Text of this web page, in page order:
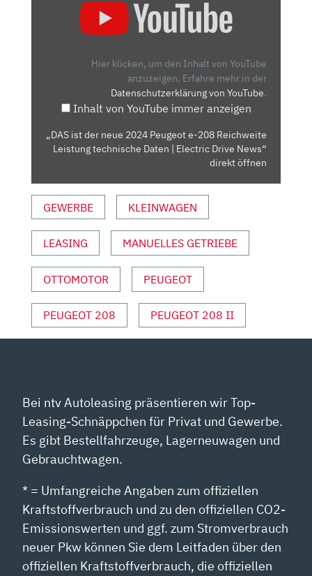
REICHWEITE
LEISTUNG
|
ELECTRIC
DRIVE
NEWS“
YOUTUBE
ANZEIGEN
Hier klicken, um den Inhalt von YouTube
anzuzeigen. Erfahre mehr in der
Datenschutzerklärung von YouTube.
Inhalt von YouTube immer anzeigen
„DAS ist der neue 2024 Peugeot e-208 Reichweite
Leistung technische Daten | Electric Drive News“
direkt öffnen
GEWERBE KLEINWAGEN
LEASING MANUELLES GETRIEBE
OTTOMOTOR PEUGEOT
PEUGEOT 208 PEUGEOT 208 II
Bei ntv Autoleasing präsentieren wir Top-
Leasing-Schnäppchen für Privat und Gewerbe.
Es gibt Bestellfahrzeuge, Lagerneuwagen und
Gebrauchtwagen.
* = Umfangreiche Angaben zum offiziellen
Kraftstoffverbrauch und zu den offiziellen CO2-
Emissionswerten und ggf. zum Stromverbrauch
neuer Pkw können Sie dem Leitfaden über den
offiziellen Kraftstoffverbrauch, die offiziellen